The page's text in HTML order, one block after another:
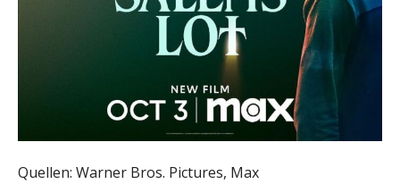
Quellen: Warner Bros. Pictures, Max